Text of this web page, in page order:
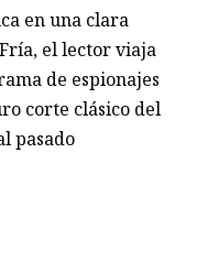
en una clara
el lector viaja
de espionajes
corte clásico del
pasado